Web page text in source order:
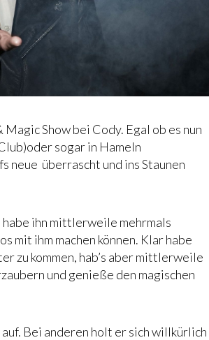
Show bei Cody. Egal ob es nun
sogar in Hameln
neue überrascht und ins Staunen
ihn mittlerweile mehrmals
mit ihm machen können. Klar habe
zu kommen, hab’s aber mittlerweile
und genieße den magischen
Bei anderen holt er sich willkürlich